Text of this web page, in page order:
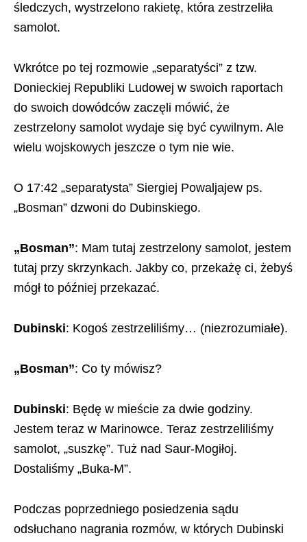
śledczych, wystrzelono rakietę, która zestrzeliła
samolot.
Wkrótce po tej rozmowie „separatyści” z tzw.
Donieckiej Republiki Ludowej w swoich raportach
do swoich dowódców zaczęli mówić, że
zestrzelony samolot wydaje się być cywilnym. Ale
wielu wojskowych jeszcze o tym nie wie.
O 17:42 „separatysta” Siergiej Powaljajew ps.
„Bosman” dzwoni do Dubinskiego.
„Bosman”: Mam tutaj zestrzelony samolot, jestem
tutaj przy skrzynkach. Jakby co, przekażę ci, żebyś
mógł to później przekazać.
Dubinski: Kogoś zestrzeliliśmy… (niezrozumiałe).
„Bosman”: Co ty mówisz?
Dubinski: Będę w mieście za dwie godziny.
Jestem teraz w Marinowce. Teraz zestrzeliliśmy
samolot, „suszkę”. Tuż nad Saur-Mogiłoj.
Dostaliśmy „Buka-M”.
Podczas poprzedniego posiedzenia sądu
odsłuchano nagrania rozmów, w których Dubinski